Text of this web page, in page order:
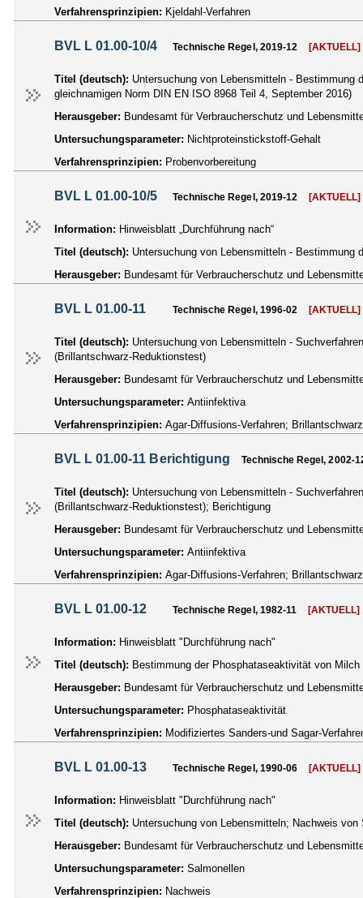
Verfahrensprinzipien: Kjeldahl-Verfahren
BVL L 01.00-10/4 Technische Regel, 2019-12 [AKTUELL]
Titel (deutsch): Untersuchung von Lebensmitteln -
gleichnamigen Norm DIN EN ISO 8968 Teil 4, September 2016)
Herausgeber: Bundesamt für Verbraucherschutz und
Untersuchungsparameter: Nichtproteinstickstoff-Gehalt
Verfahrensprinzipien: Probenvorbereitung
BVL L 01.00-10/5 Technische Regel, 2019-12 [AKTUELL]
Information: Hinweisblatt „Durchführung nach“
Titel (deutsch): Untersuchung von Lebensmitteln -
Herausgeber: Bundesamt für Verbraucherschutz und
BVL L 01.00-11 Technische Regel, 1996-02 [AKTUELL]
Titel (deutsch): Untersuchung von Lebensmitteln -
(Brillantschwarz-Reduktionstest)
Herausgeber: Bundesamt für Verbraucherschutz und
Untersuchungsparameter: Antiinfektiva
Verfahrensprinzipien: Agar-Diffusions-Verfahren;
BVL L 01.00-11 Berichtigung Technische Regel, 2002-
Titel (deutsch): Untersuchung von Lebensmitteln -
(Brillantschwarz-Reduktionstest); Berichtigung
Herausgeber: Bundesamt für Verbraucherschutz und
Untersuchungsparameter: Antiinfektiva
Verfahrensprinzipien: Agar-Diffusions-Verfahren;
BVL L 01.00-12 Technische Regel, 1982-11 [AKTUELL]
Information: Hinweisblatt "Durchführung nach"
Titel (deutsch): Bestimmung der Phosphataseaktivität von Milch
Herausgeber: Bundesamt für Verbraucherschutz und
Untersuchungsparameter: Phosphataseaktivität
Verfahrensprinzipien: Modifiziertes Sanders-und Sagar-
BVL L 01.00-13 Technische Regel, 1990-06 [AKTUELL]
Information: Hinweisblatt "Durchführung nach"
Titel (deutsch): Untersuchung von Lebensmitteln; Nachweis von
Herausgeber: Bundesamt für Verbraucherschutz und
Untersuchungsparameter: Salmonellen
Verfahrensprinzipien: Nachweis